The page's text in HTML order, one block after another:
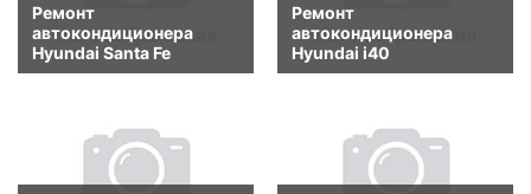
Ремонт
автокондиционера
Hyundai Santa Fe
Ремонт
автокондиционера
Hyundai i40